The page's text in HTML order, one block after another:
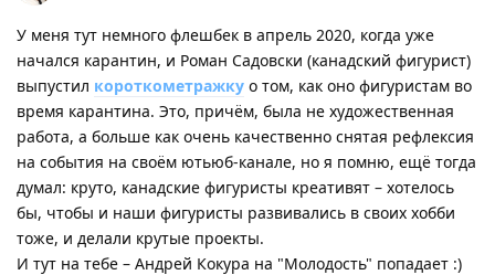
У меня тут немного флешбек в апрель 2020, когда уже
начался карантин, и Роман Садовски (канадский фигурист)
выпустил короткометражку о том, как оно фигуристам во
время карантина. Это, причём, была не художественная
работа, а больше как очень качественно снятая рефлексия
на события на своём ютьюб-канале, но я помню, ещё тогда
думал: круто, канадские фигуристы креативят – хотелось
бы, чтобы и наши фигуристы развивались в своих хобби
тоже, и делали крутые проекты.
И тут на тебе – Андрей Кокура на "Молодость" попадает :)